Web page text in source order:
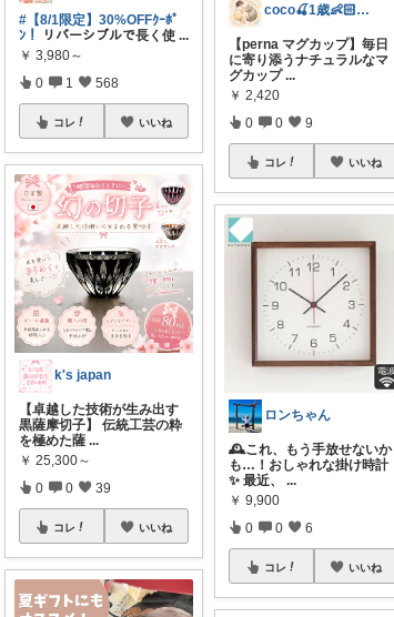
#【8/1限定】30%OFFｸｰﾎﾟ
ﾝ！
リバーシブルで長く使 ...
￥ 3,980～
0 1 568
コレ いいね
k's japan
【卓越した技術が生み出す
黒薩摩切子】 伝統工芸の粋
を極めた薩 ...
￥ 25,300～
0 0 39
コレ いいね
coco🍒1歳👶🏻5歳🐈
【perna マグカップ】毎日
に寄り添うナチュラルなマ
グカップ ...
￥ 2,420
0 0 9
コレ いいね
ロンちゃん
🕰️これ、もう手放せないか
も…！おしゃれな掛け時計
✨ 最近、
...
￥ 9,900
0 0 6
コレ いいね